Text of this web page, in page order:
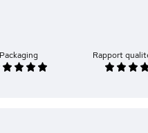
Packaging Rapport